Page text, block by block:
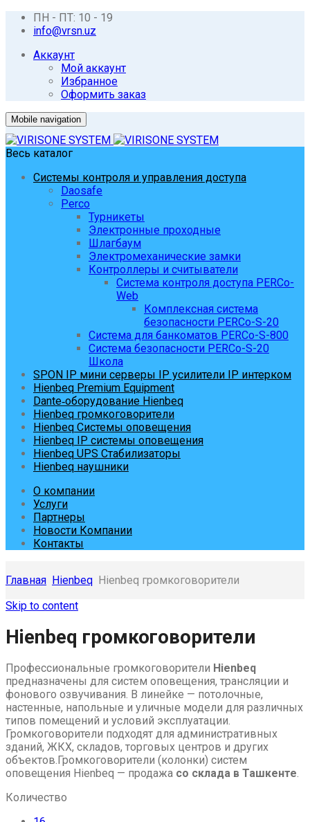
ПН - ПТ: 10 - 19
info@vrsn.uz
Аккаунт
Мой аккаунт
Избранное
Оформить заказ
Mobile navigation
Весь каталог
Системы контроля и управления доступа
Daosafe
Perco
Турникеты
Электронные проходные
Шлагбаум
Электромеханические замки
Контроллеры и считыватели
Система контроля доступа PERCo-
Web
Комплексная система
безопасности PERCo-S-20
Система для банкоматов PERCo-S-800
Система безопасности PERCo-S-20
Школа
SPON IP мини серверы IP усилители IP интерком
Hienbeq Premium Equipment
Dante‑оборудование Hienbeq
Hienbeq громкоговорители
Hienbeq Системы оповещения
Hienbeq IP системы оповещения
Hienbeq UPS Стабилизаторы
Hienbeq наушники
О компании
Услуги
Партнеры
Новости Компании
Контакты
Главная Hienbeq Hienbeq громкоговорители
Skip to content
Hienbeq громкоговорители
Профессиональные громкоговорители Hienbeq
предназначены для систем оповещения, трансляции и
фонового озвучивания. В линейке — потолочные,
настенные, напольные и уличные модели для различных
типов помещений и условий эксплуатации.
Громкоговорители подходят для административных
зданий, ЖКХ, складов, торговых центров и других
объектов.Громкоговорители (колонки) систем
оповещения Hienbeq — продажа со склада в Ташкенте
Количество